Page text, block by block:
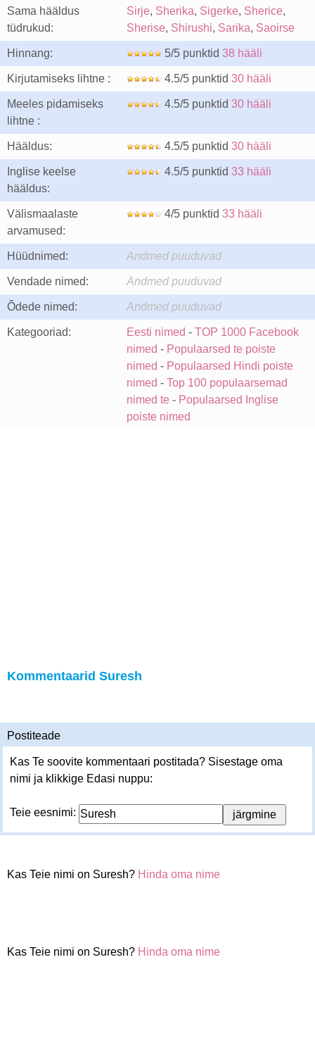
Sama hääldus
tüdrukud:
Sirje, Sherika, Sigerke, Sherice,
Sherise, Shirushi, Sarika, Saoirse
Hinnang: 5/5 punktid 38 hääli
Kirjutamiseks lihtne : 4.5/5 punktid 30 hääli
Meeles pidamiseks
lihtne :
4.5/5 punktid 30 hääli
Hääldus: 4.5/5 punktid 30 hääli
Inglise keelse
hääldus:
4.5/5 punktid 33 hääli
Välismaalaste
arvamused:
4/5 punktid 33 hääli
Hüüdnimed: Andmed puuduvad
Vendade nimed: Andmed puuduvad
Õdede nimed: Andmed puuduvad
Kategooriad: Eesti nimed - TOP 1000 Facebook
nimed - Populaarsed te poiste
nimed - Populaarsed Hindi poiste
nimed - Top 100 populaarsemad
nimed te - Populaarsed Inglise
poiste nimed
Kommentaarid Suresh
Postiteade
Kas Te soovite kommentaari postitada? Sisestage oma
nimi ja klikkige Edasi nuppu:
Teie eesnimi:
Kas Teie nimi on Suresh? Hinda oma nime
Kas Teie nimi on Suresh? Hinda oma nime